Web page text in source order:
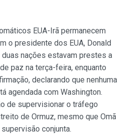
EUA-Irã permanecem
o presidente dos EUA, Donald
duas nações estavam prestes a
paz na terça-feira, enquanto
declarando que nenhuma
agendada com Washington.
de supervisionar o tráfego
de Ormuz, mesmo que Omã
conjunta.